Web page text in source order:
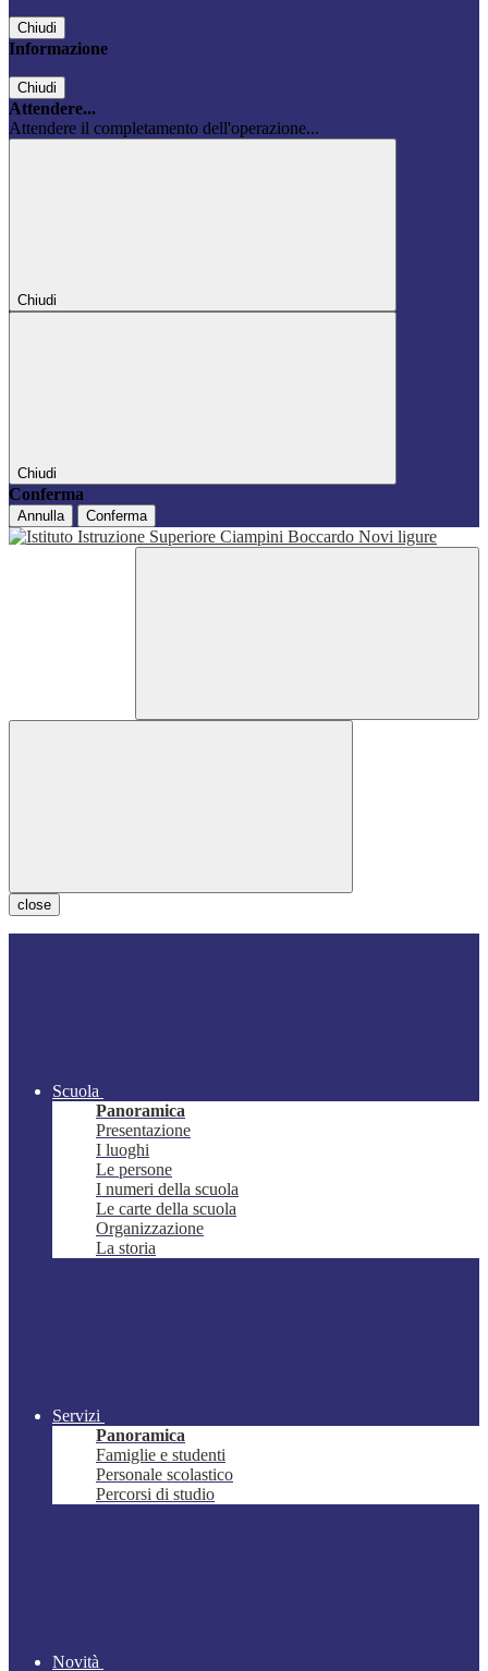
Chiudi
Informazione
Chiudi
Attendere...
Attendere il completamento dell'operazione...
Chiudi
Chiudi
Conferma
Annulla Conferma
close
Scuola
Panoramica
Presentazione
I luoghi
Le persone
I numeri della scuola
Le carte della scuola
Organizzazione
La storia
Servizi
Panoramica
Famiglie e studenti
Personale scolastico
Percorsi di studio
Novità